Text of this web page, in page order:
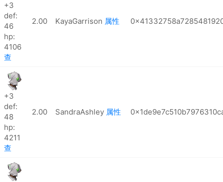
+3
def:
46
hp:
4106
查
2.00 KayaGarrison 属性
+3
def:
48
hp:
4211
查
2.00 SandraAshley 属性